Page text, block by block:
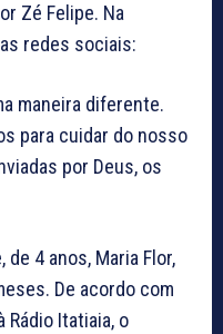
Zé Felipe. Na
redes sociais:
maneira diferente.
para cuidar do nosso
por Deus, os
4 anos, Maria Flor,
De acordo com
Itatiaia, o